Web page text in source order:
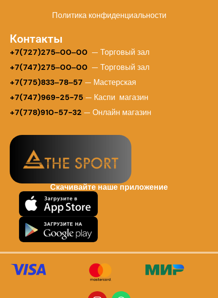
Политика конфиденциальности
Контакты
+7(727)275‒00‒00 — Торговый зал
+7(747)275‒00‒00 — Торговый зал
+7(775)833‒78‒57 — Мастерская
+7(747)969-25-75 — Каспи магазин
+7(778)910-57-32 — Онлайн магазин
Скачивайте наше приложение